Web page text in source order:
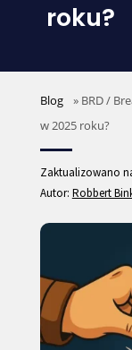
roku?
Blog » BRD /
w 2025 roku?
Zaktualizowano
Autor: Robbert